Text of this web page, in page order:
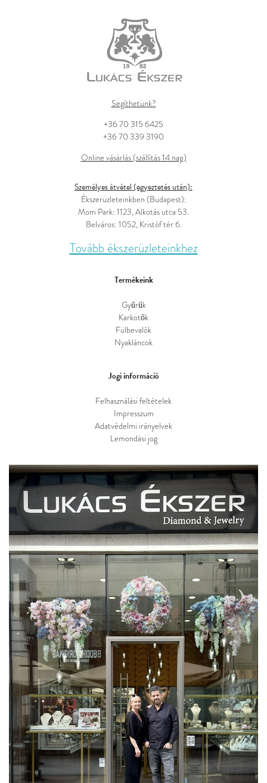
Segíthetünk?
+36 70 315 6425
+36 70 339 3190
Online vásárlás (szállítás 14 nap)
Személyes átvétel (egyeztetés után):
Ékszerüzleteinkben (Budapest):
Mom Park: 1123, Alkotás utca 53.
Belváros: 1052, Kristóf tér 6.
Tovább ékszerüzleteinkhez
Termékeink
Gyűrűk
Karkötők
Fülbevalók
Nyakláncok
Jogi információ
Felhasználási feltételek
Impresszum
Adatvédelmi irányelvek
Lemondási jog